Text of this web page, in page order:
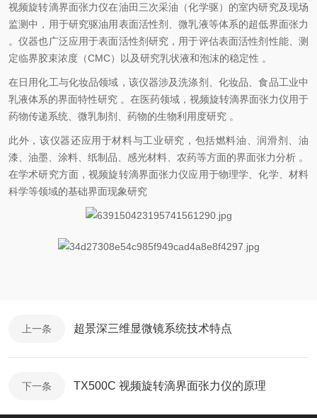
视频旋转滴界面张力仪在油田三次采油（化学驱）的室内研究及现场
监测中，用于研究驱油用表面活性剂、微乳液等体系的超低界面张力
。仪器也广泛应用于表面活性剂研究，用于评估表面活性剂性能、测
定临界胶束浓度（CMC）以及研究乳状液和泡沫的稳定性 。
在日用化工与化妆品领域，该仪器涉及洗涤剂、化妆品、食品工业中
乳液体系的界面特性研究 。在医药领域，视频旋转滴界面张力仪用于
药物传递系统、微乳制剂、药物的生物利用度研究 。
此外，该仪器还应用于材料与工业研究，包括燃料油、润滑剂、油
漆、油墨、涂料、纸制品、感光材料、农药等方面的界面张力分析 。
在学术研究方面，视频旋转滴界面张力仪应用于物理学、化学、材料
科学等领域的基础界面现象研究
上一条 超景深三维显微镜系统技术特点
下一条 TX500C 视频旋转滴界面张力仪的原理